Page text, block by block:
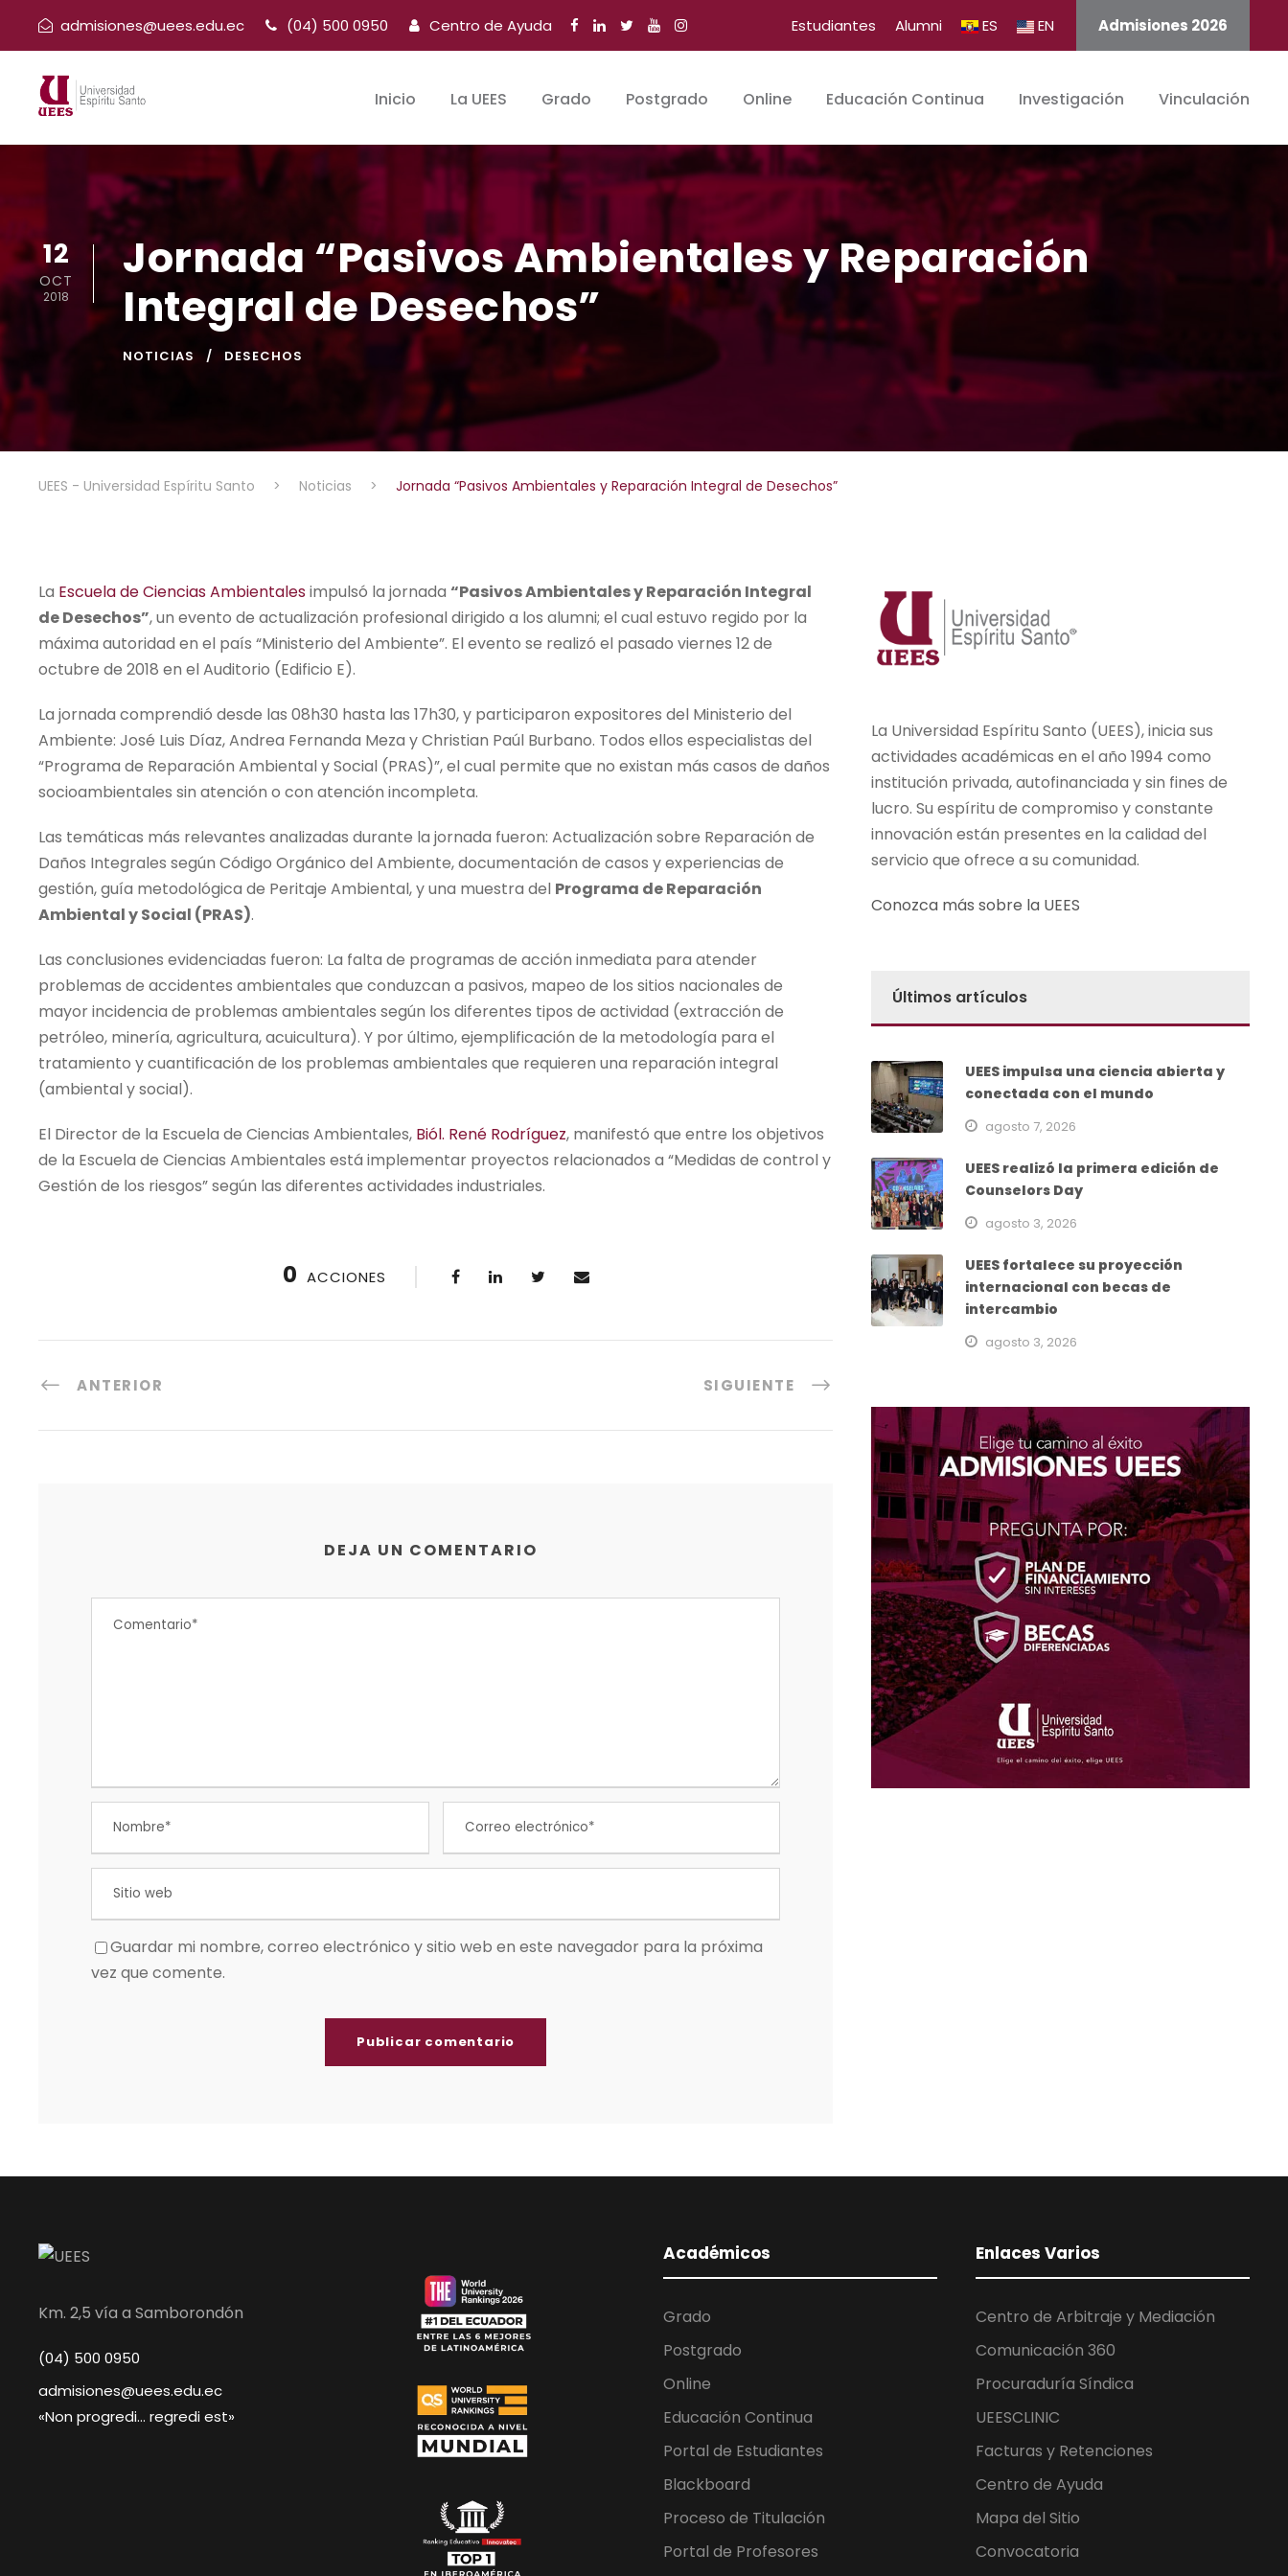
admisiones@uees.edu.ec (04) 500 0950 Centro de Ayuda Estudiantes Alumni ES EN Admisiones 2026
Inicio La UEES Grado Postgrado Online Educación Continua Investigación Vinculación
12
OCT
2018
Jornada “Pasivos Ambientales y Reparación
Integral de Desechos”
NOTICIAS DESECHOS
UEES - Universidad Espíritu Santo > Noticias > Jornada “Pasivos Ambientales y Reparación Integral de Desechos”
La Escuela de Ciencias Ambientalesimpulsó la jornada “Pasivos Ambientales y Reparación Integral
de Desechos”, un evento de actualización profesional dirigido a los alumni; el cual estuvo regido por la
máxima autoridad en el país “Ministerio del Ambiente”. El evento se realizó el pasado viernes 12 de
octubre de 2018 en el Auditorio (Edificio E).
La jornada comprendió desde las 08h30 hasta las 17h30, y participaron expositores del Ministerio del
Ambiente: José Luis Díaz, Andrea Fernanda Meza y Christian Paúl Burbano. Todos ellos especialistas del
“Programa de Reparación Ambiental y Social (PRAS)”, el cual permite que no existan más casos de daños
socioambientales sin atención o con atención incompleta.
Las temáticas más relevantes analizadas durante la jornada fueron: Actualización sobre Reparación de
Daños Integrales según Código Orgánico del Ambiente, documentación de casos y experiencias de
gestión, guía metodológica de Peritaje Ambiental, y una muestra del Programa de Reparación
Ambiental y Social (PRAS).
Las conclusiones evidenciadas fueron: La falta de programas de acción inmediata para atender
problemas de accidentes ambientales que conduzcan a pasivos, mapeo de los sitios nacionales de
mayor incidencia de problemas ambientales según los diferentes tipos de actividad (extracción de
petróleo, minería, agricultura, acuicultura). Y por último, ejemplificación de la metodología para el
tratamiento y cuantificación de los problemas ambientales que requieren una reparación integral
(ambiental y social).
El Director de la Escuela de Ciencias Ambientales, Biól. René Rodríguez, manifestó que entre los objetivos
de la Escuela de Ciencias Ambientales está implementar proyectos relacionados a “Medidas de control y
Gestión de los riesgos” según las diferentes actividades industriales.
0 ACCIONES
ANTERIOR SIGUIENTE
DEJA UN COMENTARIO
Guardar mi nombre, correo electrónico y sitio web en este navegador para la próxima
vez que comente.
La Universidad Espíritu Santo (UEES), inicia sus
actividades académicas en el año 1994 como
institución privada, autofinanciada y sin fines de
lucro. Su espíritu de compromiso y constante
innovación están presentes en la calidad del
servicio que ofrece a su comunidad.
Conozca más sobre la UEES
Últimos artículos
UEES impulsa una ciencia abierta y
conectada con el mundo
agosto 7, 2026
UEES realizó la primera edición de
Counselors Day
agosto 3, 2026
UEES fortalece su proyección
internacional con becas de
intercambio
agosto 3, 2026
Km. 2,5 vía a Samborondón
(04) 500 0950
admisiones@uees.edu.ec
«Non progredi… regredi est»
Académicos
Grado
Postgrado
Online
Educación Continua
Portal de Estudiantes
Blackboard
Proceso de Titulación
Portal de Profesores
Enlaces Varios
Centro de Arbitraje y Mediación
Comunicación 360
Procuraduría Síndica
UEESCLINIC
Facturas y Retenciones
Centro de Ayuda
Mapa del Sitio
Convocatoria